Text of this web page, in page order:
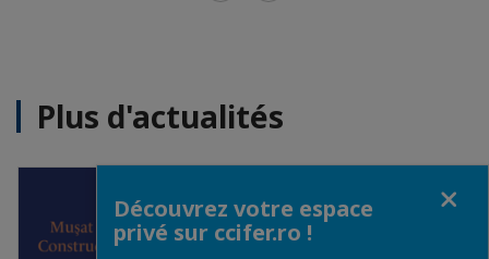
Plus d'actualités
Découvrez votre espace
privé sur ccifer.ro !